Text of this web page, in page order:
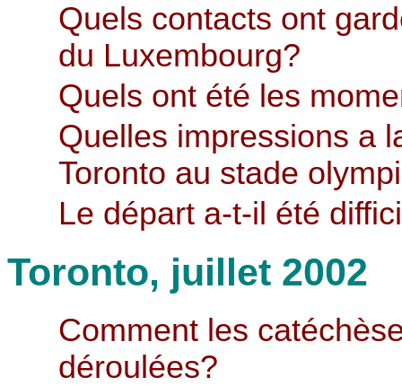
Quels contacts ont
du Luxembourg?
Quels ont été les
Quelles impressions a
Toronto au stade
Le départ a-t-il été
Toronto, juillet 2002
Comment les
déroulées?